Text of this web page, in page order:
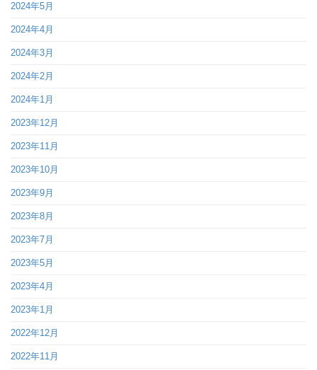
2024年5月
2024年4月
2024年3月
2024年2月
2024年1月
2023年12月
2023年11月
2023年10月
2023年9月
2023年8月
2023年7月
2023年5月
2023年4月
2023年1月
2022年12月
2022年11月